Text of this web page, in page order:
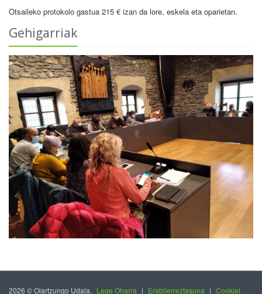
Otsaileko protokolo gastua 215 € izan da lore, eskela eta oparietan.
Gehigarriak
2026 © Oiartzungo Udala. Lege Oharra | Erabilerreztasuna | Cookiei